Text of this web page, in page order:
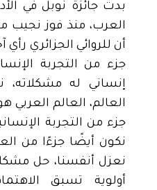
بدت جائزة نوبل في
العرب، منذ فوز نجيب
أن للروائي الجزائري رأي
جزء من التجربة
إنساني له
العالم، العالم العربي
جزء من التجربة
نكون أيضًا جزءًا من
نعزل أنفسنا، حل
أولوية تسبق